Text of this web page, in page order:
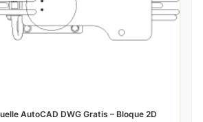
AutoCAD DWG Gratis – Bloque 2D